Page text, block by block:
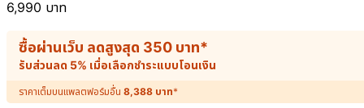
6,990 บาท
ซื้อผ่านเว็บ ลดสูงสุด 350 บาท*
รับส่วนลด 5% เมื่อเลือกชำระแบบโอนเงิน
ราคาเต็มบนแพลตฟอร์มอื่น 8,388 บาท*